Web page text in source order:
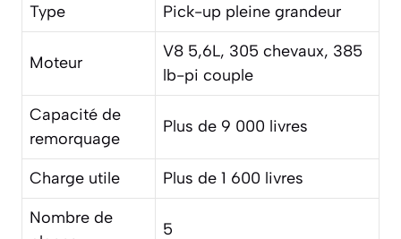
Type
Pick-up pleine grandeur
Moteur
V8 5,6L, 305 chevaux, 385
lb-pi couple
Capacité de
remorquage
Plus de 9 000 livres
Charge utile
Plus de 1 600 livres
Nombre de
5